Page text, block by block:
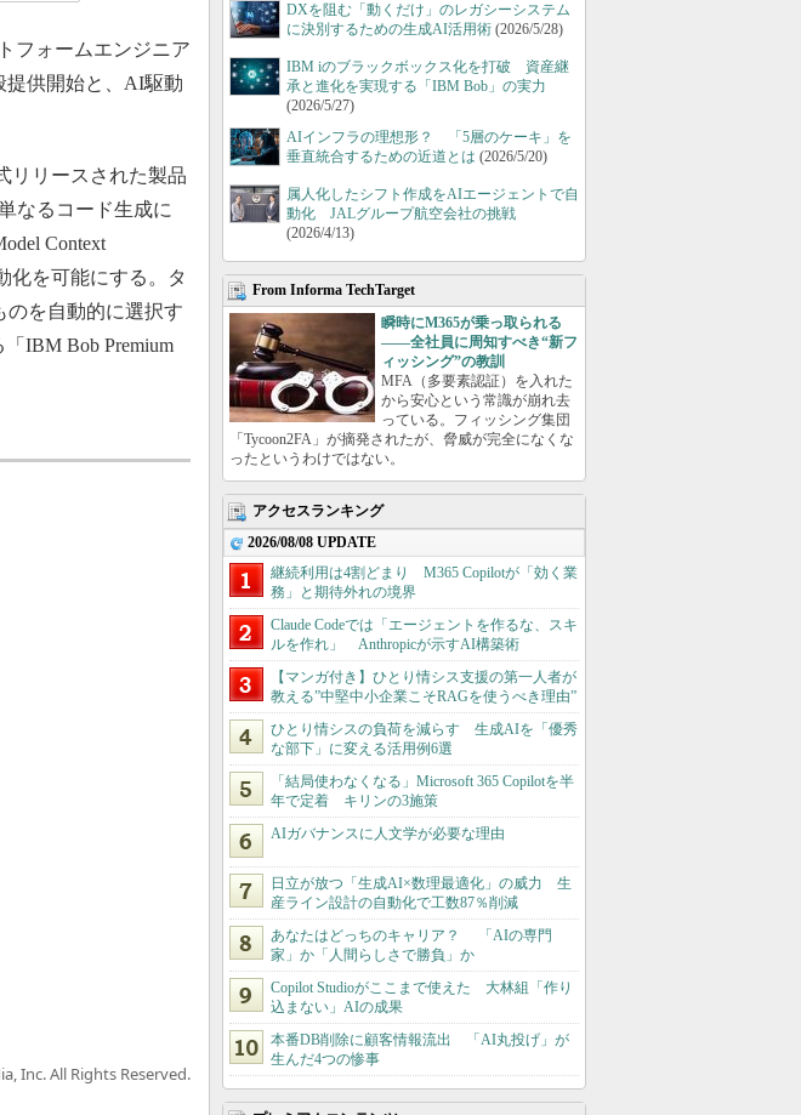
フォームエンジニア
提供開始と、AI駆動
リリースされた製品
なるコード生成に
Context
化を可能にする。タ
のを自動的に選択す
IBM Bob Premium
Inc. All Rights Reserved.
DXを阻む「動くだけ」のレガシーシステム
に決別するための生成AI活用術 (2026/5/28)
IBM iのブラックボックス化を打破 資産継
承と進化を実現する「IBM Bob」の実力
(2026/5/27)
AIインフラの理想形？ 「5層のケーキ」を
垂直統合するための近道とは (2026/5/20)
属人化したシフト作成をAIエージェントで自
動化 JALグループ航空会社の挑戦
(2026/4/13)
From Informa TechTarget
瞬時にM365が乗っ取られる
――全社員に周知すべき“新フ
ィッシング”の教訓
MFA（多要素認証）を入れた
から安心という常識が崩れ去
っている。フィッシング集団
「Tycoon2FA」が摘発されたが、脅威が完全になくな
ったというわけではない。
アクセスランキング
2026/08/08 UPDATE
継続利用は4割どまり M365 Copilotが「効く業
務」と期待外れの境界
Claude Codeでは「エージェントを作るな、スキ
ルを作れ」 Anthropicが示すAI構築術
【マンガ付き】ひとり情シス支援の第一人者が
教える”中堅中小企業こそRAGを使うべき理由”
ひとり情シスの負荷を減らす 生成AIを「優秀
な部下」に変える活用例6選
「結局使わなくなる」Microsoft 365 Copilotを半
年で定着 キリンの3施策
AIガバナンスに人文学が必要な理由
日立が放つ「生成AI×数理最適化」の威力 生
産ライン設計の自動化で工数87％削減
あなたはどっちのキャリア？ 「AIの専門
家」か「人間らしさで勝負」か
Copilot Studioがここまで使えた 大林組「作り
込まない」AIの成果
本番DB削除に顧客情報流出 「AI丸投げ」が
生んだ4つの惨事